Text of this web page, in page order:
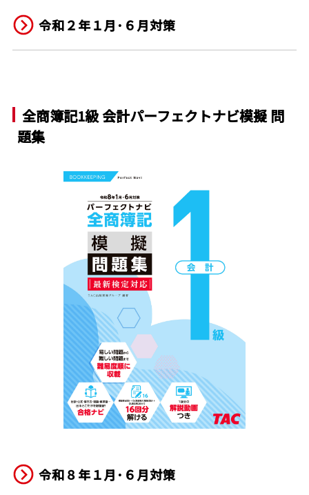
令和２年１月･６月対策
全商簿記1級 会計パーフェクトナビ模擬 問
題集
令和８年１月･６月対策